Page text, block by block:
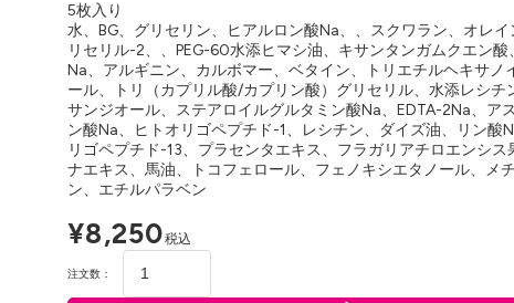
5枚入り
水、BG、グリセリン、ヒアルロン酸Na、、スクワラン、オレ
リセリル-2、、PEG-60水添ヒマシ油、キサンタンガムクエン酸
Na、アルギニン、カルボマー、ベタイン、トリエチルヘキサノ
ール、トリ（カプリル酸/カプリン酸）グリセリル、水添レシチ
サンジオール、ステアロイルグルタミン酸Na、EDTA-2Na、ア
ン酸Na、ヒトオリゴペプチド-1、レシチン、ダイズ油、リン酸
リゴペプチド-13、プラセンタエキス、フラガリアチロエンシス
ナエキス、馬油、トコフェロール、フェノキシエタノール、メ
ン、エチルパラベン
¥8,250税込
注文数：